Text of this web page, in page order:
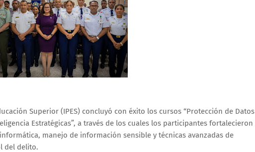
Superior (IPES) concluyó con éxito los cursos “Protección de Datos
Estratégicas”, a través de los cuales los participantes fortalecieron
manejo de información sensible y técnicas avanzadas de
del delito.